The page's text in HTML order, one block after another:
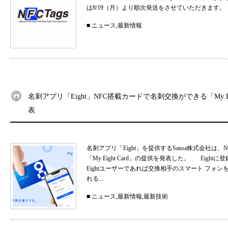
は8/19（月）より順次発送をさせていただき
■ ニュース,最新情報
名刺アプリ「Eight」NFC搭載カードで名刺交換ができる「My
表
名刺アプリ「Eight」を提供するSansa株式会社は
「My Eight Card」の提供を発表した。 Eightに
Eightユーザーであれば交換相手のスマート フォン
れる...
■ ニュース,最新情報,最新技術